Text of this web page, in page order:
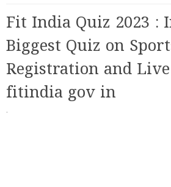
Fit India Quiz 2023 :
Biggest Quiz on
Registration and
fitindia gov in
·